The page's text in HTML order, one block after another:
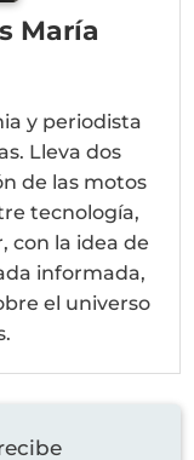
María
y periodista
Lleva dos
de las motos
tecnología,
con la idea de
informada,
el universo